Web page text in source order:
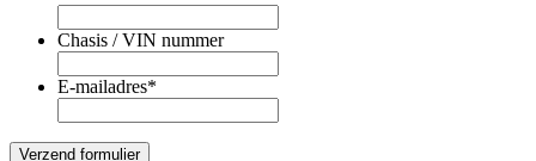
Chasis / VIN nummer
E-mailadres*